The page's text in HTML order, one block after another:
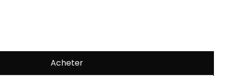
Acheter